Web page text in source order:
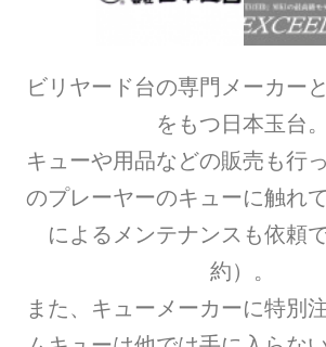
ビリヤード台の専門メーカー
をもつ日本玉台。
キューや用品などの販売も行
のプレーヤーのキューに触れ
によるメンテナンスも依頼
約）。
また、キューメーカーに特別